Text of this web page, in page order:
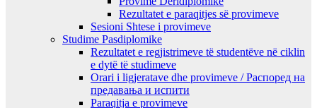
Rezultatet e paraqitjes së provimeve
Sesioni Shtese i provimeve
Studime Pasdiplomike
Rezultatet e regjistrimeve të studentëve në ciklin
e dytë të studimeve
Orari i ligjeratave dhe provimeve / Распоред на
предавањa и испити
Paraqitja e provimeve